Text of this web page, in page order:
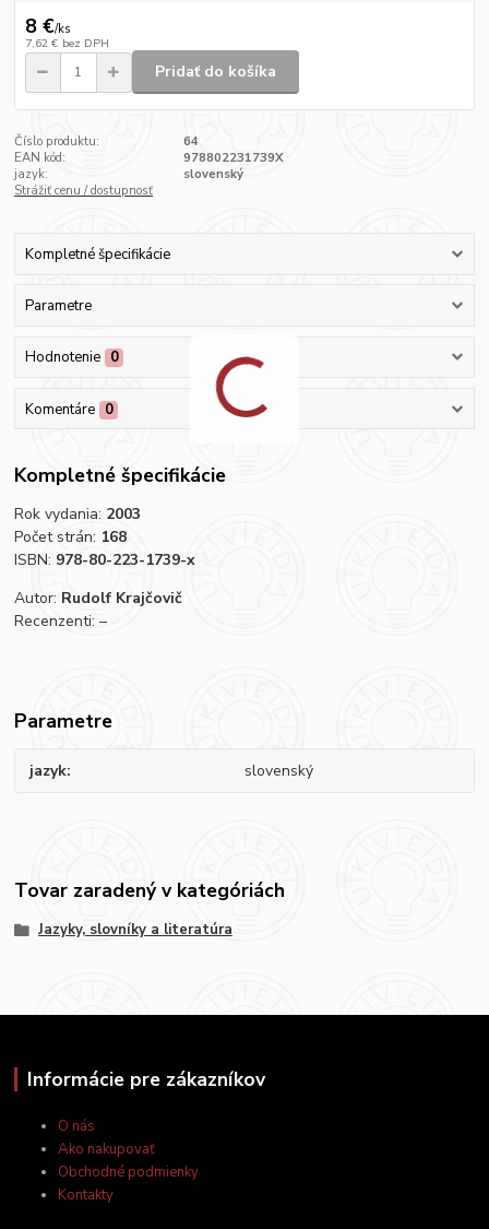
8 €/ks
7,62 € bez DPH
Pridať do košíka
Číslo produktu:
64
EAN kód:
978802231739X
jazyk:
slovenský
Strážiť cenu / dostupnosť
Kompletné špecifikácie
Parametre
Hodnotenie 0
Komentáre 0
Kompletné špecifikácie
Rok vydania: 2003
Počet strán: 168
ISBN: 978-80-223-1739-x
Autor: Rudolf Krajčovič
Recenzenti: –
Parametre
jazyk slovenský
Tovar zaradený v kategóriách
Jazyky, slovníky a literatúra
Informácie pre zákazníkov
O nás
Ako nakupovať
Obchodné podmienky
Kontakty